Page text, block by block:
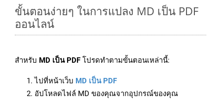
ขั้นตอนง่ายๆ ในการแปลง MD เป็น PDF
ออนไลน์
สำหรับ MD เป็น PDF โปรดทำตามขั้นตอนเหล่านี้:
ไปที่หน้าเว็บ MD เป็น PDF
อัปโหลดไฟล์ MD ของคุณจากอุปกรณ์ของคุณ